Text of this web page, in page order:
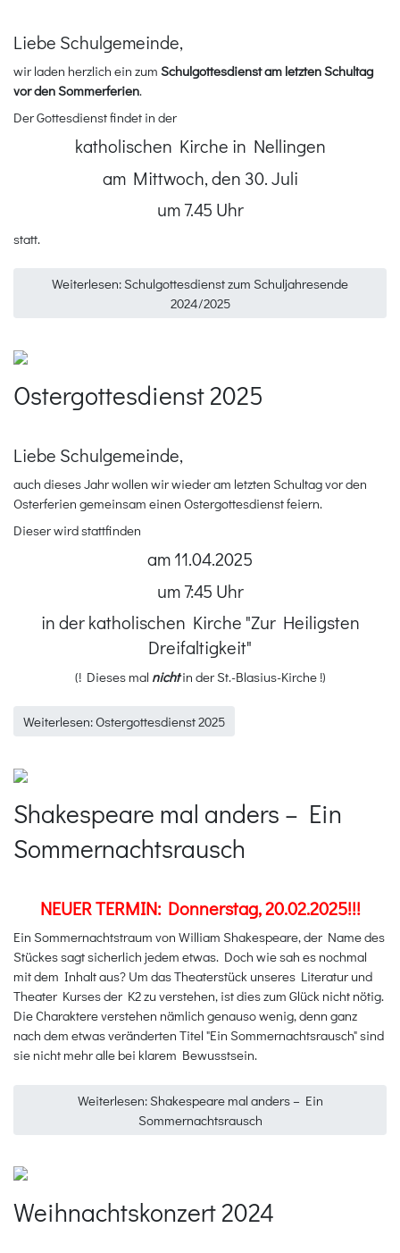
Liebe Schulgemeinde,
wir laden herzlich ein zum Schulgottesdienst am letzten Schultag
vor den Sommerferien.
Der Gottesdienst findet in der
katholischen Kirche in Nellingen
am Mittwoch, den 30. Juli
um 7.45 Uhr
statt.
Weiterlesen: Schulgottesdienst zum Schuljahresende
2024/2025
Ostergottesdienst 2025
Liebe Schulgemeinde,
auch dieses Jahr wollen wir wieder am letzten Schultag vor den
Osterferien gemeinsam einen Ostergottesdienst feiern.
Dieser wird stattfinden
am 11.04.2025
um 7:45 Uhr
in der katholischen Kirche "Zur Heiligsten
Dreifaltigkeit"
(! Dieses mal nichtin der St.-Blasius-Kirche !)
Weiterlesen: Ostergottesdienst 2025
Shakespeare mal anders – Ein
Sommernachtsrausch
NEUER TERMIN: Donnerstag, 20.02.2025!!!
Ein Sommernachtstraum von William Shakespeare, der Name des
Stückes sagt sicherlich jedem etwas. Doch wie sah es nochmal
mit dem Inhalt aus? Um das Theaterstück unseres Literatur und
Theater Kurses der K2 zu verstehen, ist dies zum Glück nicht nötig.
Die Charaktere verstehen nämlich genauso wenig, denn ganz
nach dem etwas veränderten Titel "Ein Sommernachtsrausch" sind
sie nicht mehr alle bei klarem Bewusstsein.
Weiterlesen: Shakespeare mal anders – Ein
Sommernachtsrausch
Weihnachtskonzert 2024